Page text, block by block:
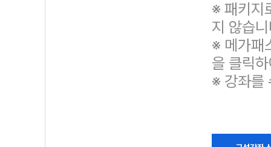
※ 패키지
지 않습
※ 메가패
을 클릭
※ 강좌를